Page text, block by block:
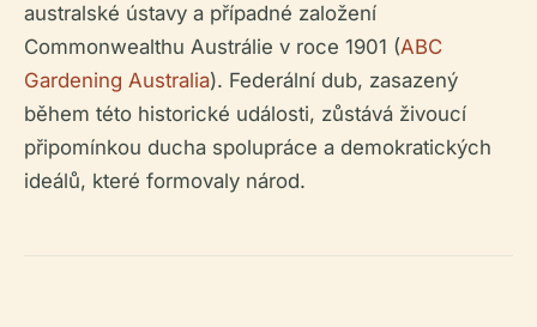
australské ústavy a případné založení
Commonwealthu Austrálie v roce 1901 (ABC
Gardening Australia). Federální dub, zasazený
během této historické události, zůstává živoucí
připomínkou ducha spolupráce a demokratických
ideálů, které formovaly národ.